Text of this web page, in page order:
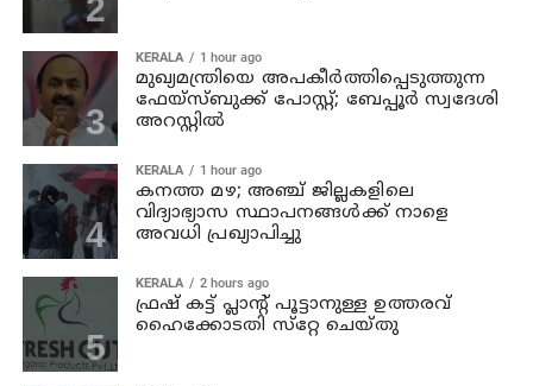
KERALA 1 hour ago
മുഖ്യമന്ത്രിയെ അപകീർത്തിപ്പെടുത്തുന്ന
ഫേയ്സ്ബുക്ക് പോസ്റ്റ്; ബേപ്പൂർ സ്വദേശി
അറസ്റ്റിൽ
KERALA 1 hour ago
കനത്ത മഴ; അഞ്ച്‌ ജില്ലകളിലെ
വിദ്യാഭ്യാസ സ്ഥാപനങ്ങള്‍ക്ക് നാളെ
അവധി പ്രഖ്യാപിച്ചു
KERALA 2 hours ago
ഫ്രഷ് കട്ട് പ്ലാൻ്റ് പൂട്ടാനുള്ള ഉത്തരവ്
ഹൈക്കോടതി സ്‌റ്റേ ചെയ്തു